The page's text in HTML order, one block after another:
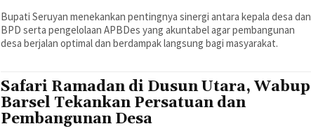
Bupati Seruyan menekankan pentingnya sinergi antara kepala desa dan
BPD serta pengelolaan APBDes yang akuntabel agar pembangunan
desa berjalan optimal dan berdampak langsung bagi masyarakat.
Safari Ramadan di Dusun Utara, Wabup
Barsel Tekankan Persatuan dan
Pembangunan Desa